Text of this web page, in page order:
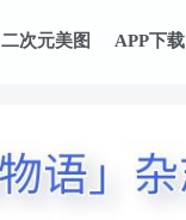
二次元美图 APP下载